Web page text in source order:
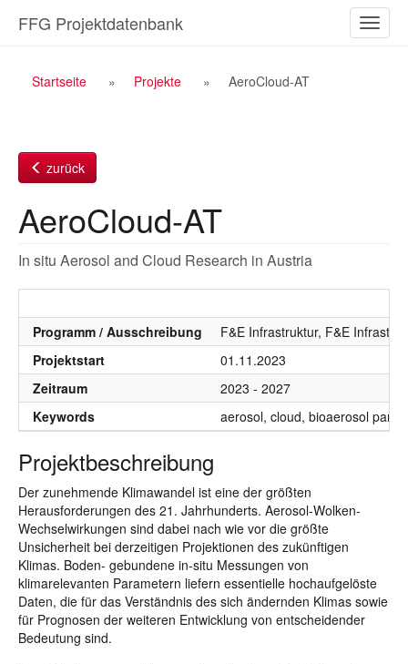
Inhalt
ein-/
FFG Projektdatenbank
Breadcrumb
Startseite Projekte AeroCloud-AT
zurück
AeroCloud-AT
In situ Aerosol and Cloud Research in Austria
Programm / Ausschreibung
F&E Infrastruktur, F&E
Projektstart
01.11.2023
Zeitraum
2023 - 2027
Keywords
aerosol, cloud, bioaerosol
Projektbeschreibung
Der zunehmende Klimawandel ist eine der größten
Herausforderungen des 21. Jahrhunderts. Aerosol-Wolken-
Wechselwirkungen sind dabei nach wie vor die größte
Unsicherheit bei derzeitigen Projektionen des zukünftigen
Klimas. Boden- gebundene in-situ Messungen von
klimarelevanten Parametern liefern essentielle hochaufgelöste
Daten, die für das Verständnis des sich ändernden Klimas sowie
für Prognosen der weiteren Entwicklung von entscheidender
Bedeutung sind.